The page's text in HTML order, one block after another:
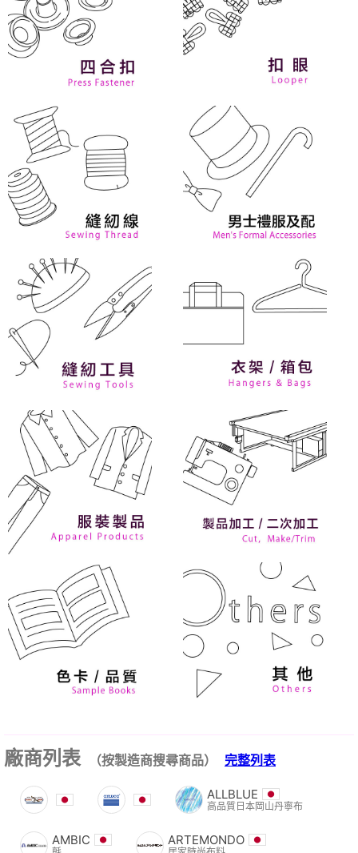
廠商列表 （按製造商搜尋商品） 完整列表
ALLBLUE
高品質日本岡山丹寧布
AMBIC ARTEMONDO